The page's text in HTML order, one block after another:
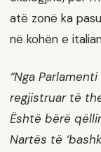
atë zonë ka
në kohën e
“Nga
regjistruar të
Është bërë
Nartës të